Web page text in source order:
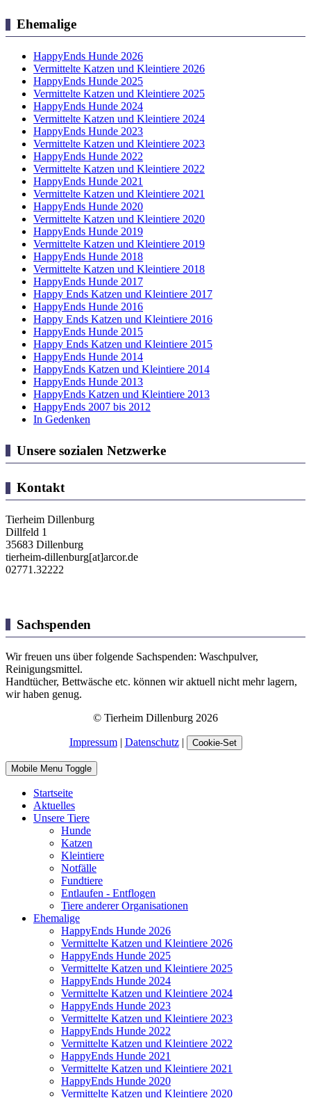
Ehemalige
HappyEnds Hunde 2026
Vermittelte Katzen und Kleintiere 2026
HappyEnds Hunde 2025
Vermittelte Katzen und Kleintiere 2025
HappyEnds Hunde 2024
Vermittelte Katzen und Kleintiere 2024
HappyEnds Hunde 2023
Vermittelte Katzen und Kleintiere 2023
HappyEnds Hunde 2022
Vermittelte Katzen und Kleintiere 2022
HappyEnds Hunde 2021
Vermittelte Katzen und Kleintiere 2021
HappyEnds Hunde 2020
Vermittelte Katzen und Kleintiere 2020
HappyEnds Hunde 2019
Vermittelte Katzen und Kleintiere 2019
HappyEnds Hunde 2018
Vermittelte Katzen und Kleintiere 2018
HappyEnds Hunde 2017
Happy Ends Katzen und Kleintiere 2017
HappyEnds Hunde 2016
Happy Ends Katzen und Kleintiere 2016
HappyEnds Hunde 2015
Happy Ends Katzen und Kleintiere 2015
HappyEnds Hunde 2014
HappyEnds Katzen und Kleintiere 2014
HappyEnds Hunde 2013
HappyEnds Katzen und Kleintiere 2013
HappyEnds 2007 bis 2012
In Gedenken
Unsere sozialen Netzwerke
Kontakt
Tierheim Dillenburg
Dillfeld 1
35683 Dillenburg
tierheim-dillenburg[at]arcor.de
02771.32222
Sachspenden
Wir freuen uns über folgende Sachspenden: Waschpulver,
Reinigungsmittel.
Handtücher, Bettwäsche etc. können wir aktuell nicht mehr lagern,
wir haben genug.
© Tierheim Dillenburg 2026
Impressum| Datenschutz| Cookie-Set
Mobile Menu Toggle
Startseite
Aktuelles
Unsere Tiere
Hunde
Katzen
Kleintiere
Notfälle
Fundtiere
Entlaufen - Entflogen
Tiere anderer Organisationen
Ehemalige
HappyEnds Hunde 2026
Vermittelte Katzen und Kleintiere 2026
HappyEnds Hunde 2025
Vermittelte Katzen und Kleintiere 2025
HappyEnds Hunde 2024
Vermittelte Katzen und Kleintiere 2024
HappyEnds Hunde 2023
Vermittelte Katzen und Kleintiere 2023
HappyEnds Hunde 2022
Vermittelte Katzen und Kleintiere 2022
HappyEnds Hunde 2021
Vermittelte Katzen und Kleintiere 2021
HappyEnds Hunde 2020
Vermittelte Katzen und Kleintiere 2020